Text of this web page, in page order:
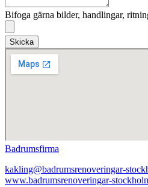
Bifoga gärna bilder, handlingar,
Skicka
Badrumsfirma
kakling@badrumsrenoveringar-
www.badrumsrenoveringar-